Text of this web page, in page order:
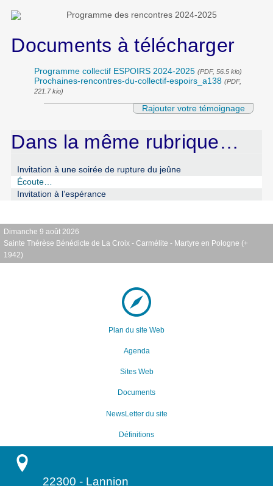
Documents à télécharger
Programme collectif ESPOIRS 2024-2025 (PDF, 56.5 kio)
Prochaines-rencontres-du-collectif-espoirs_a138 (PDF,
221.7 kio)
Rajouter votre témoignage
Dans la même rubrique…
Invitation à une soirée de rupture du jeûne
Écoute…
Invitation à l’espérance
Dimanche 9 août 2026
Sainte Thérèse Bénédicte de La Croix - Carmélite - Martyre en Pologne (+
1942)
Plan du site Web
Agenda
Sites Web
Documents
NewsLetter du site
Définitions
22300 - Lannion